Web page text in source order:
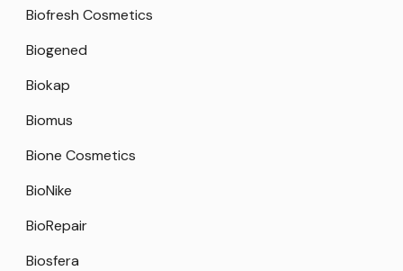
Biofresh Cosmetics
Biogened
Biokap
Biomus
Bione Cosmetics
BioNike
BioRepair
Biosfera